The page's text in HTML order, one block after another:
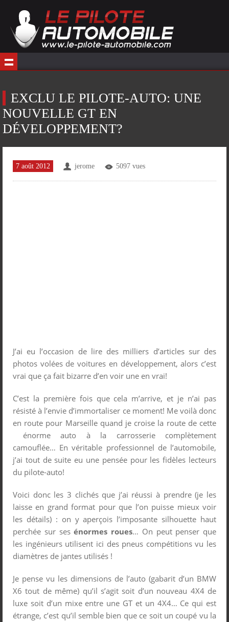
EXCLU LE PILOTE-AUTO: UNE
NOUVELLE GT EN
DÉVELOPPEMENT?
7 août 2012 jerome 5097 vues
J’ai eu l’occasion de lire des milliers d’articles sur des
photos volées de voitures en développement, alors c’est
vrai que ça fait bizarre d’en voir une en vrai!
C’est la première fois que cela m’arrive, et je n’ai pas
résisté à l’envie d’immortaliser ce moment! Me voilà donc
en route pour Marseille quand je croise la route de cette
énorme auto à la carrosserie complètement
camouflée… En véritable professionnel de l’automobile,
j’ai tout de suite eu une pensée pour les fidèles lecteurs
du pilote-auto!
Voici donc les 3 clichés que j’ai réussi à prendre (je les
laisse en grand format pour que l’on puisse mieux voir
les détails) : on y aperçois l’imposante silhouette haut
perchée sur sesénormes roues… On peut penser que
les ingénieurs utilisent ici des pneus compétitions vu les
diamètres de jantes utilisés !
Je pense vu les dimensions de l’auto (gabarit d’un BMW
X6 tout de même) qu’il s’agit soit d’un nouveau 4X4 de
luxe soit d’un mixe entre une GT et un 4X4… Ce qui est
étrange, c’est qu’il semble bien que ce soit un coupé vu la